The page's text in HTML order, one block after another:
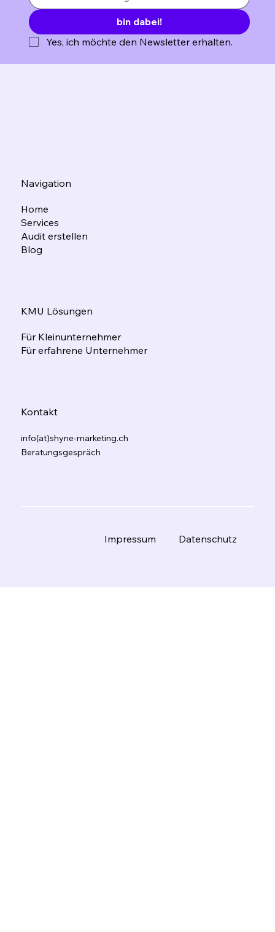
bin dabei!
Yes, ich möchte den Newsletter erhalten.
Navigation
Home
Services
Audit erstellen
Blog
KMU Lösungen
Für Kleinunternehmer
Für erfahrene Unternehmer
Kontakt
info(at)shyne-marketing.ch
Beratungsgespräch
Impressum Datenschutz